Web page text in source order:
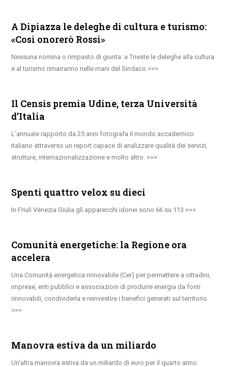
A Dipiazza le deleghe di cultura e turismo:
«Così onorerò Rossi»
Nessuna nomina o rimpasto di giunta: a Trieste le deleghe alla cultura
e al turismo rimarranno nelle mani del Sindaco
Il Censis premia Udine, terza Università
d’Italia
L’annuale rapporto da 25 anni fotografa il mondo accademico
italiano attraverso un report capace di analizzare qualità dei servizi,
strutture, internazionalizzazione e molto altro.
Spenti quattro velox su dieci
In Friuli Venezia Giulia gli apparecchi idonei sono 66 su 113
Comunità energetiche: la Regione ora
accelera
Una Comunità energetica rinnovabile (Cer) per permettere a cittadini,
imprese, enti pubblici e associazioni di produrre energia da fonti
rinnovabili, condividerla e reinvestire i benefici generati sul territorio
Manovra estiva da un miliardo
Un’altra manovra estiva da un miliardo di euro per il quarto anno